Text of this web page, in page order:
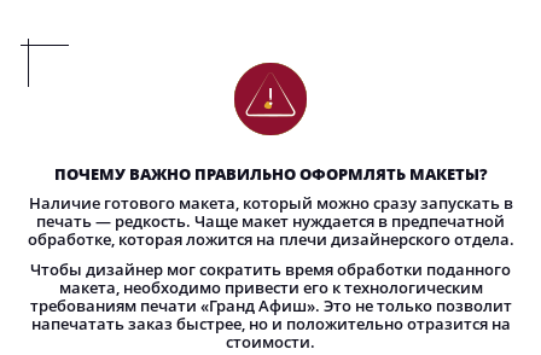
ПОЧЕМУ ВАЖНО ПРАВИЛЬНО ОФОРМЛЯТЬ МАКЕТЫ?
Наличие готового макета, который можно сразу запускать в
печать — редкость. Чаще макет нуждается в предпечатной
обработке, которая ложится на плечи дизайнерского отдела.
Чтобы дизайнер мог сократить время обработки поданного
макета, необходимо привести его к технологическим
требованиям печати «Гранд Афиш». Это не только позволит
напечатать заказ быстрее, но и положительно отразится на
стоимости.